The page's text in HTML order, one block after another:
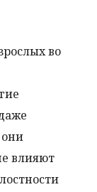
во
они
влияют